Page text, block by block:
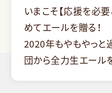
いまこそ【応援を必
めてエールを贈る！
2020年もやもやっと
団から全力生エール